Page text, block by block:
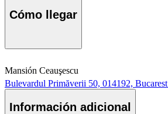
Cómo llegar
Mansión Ceauşescu
Bulevardul Primăverii 50, 014192, Bucarest
Información adicional